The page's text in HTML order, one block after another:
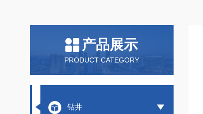
产品展示
PRODUCT CATEGORY
钻井